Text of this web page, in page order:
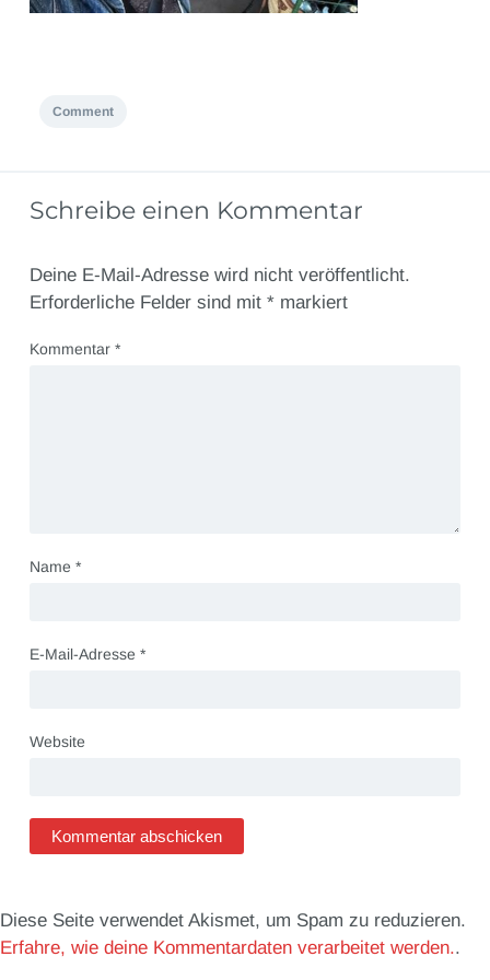
Comment
Schreibe einen Kommentar
Deine E-Mail-Adresse wird nicht veröffentlicht.
Erforderliche Felder sind mit *markiert
Kommentar *
Name *
E-Mail-Adresse *
Website
Diese Seite verwendet Akismet, um Spam zu reduzieren.
Erfahre, wie deine Kommentardaten verarbeitet werden..